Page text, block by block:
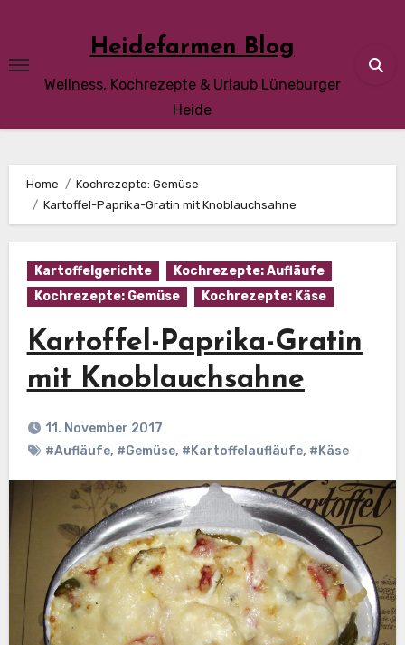
content
Heidefarmen Blog
Wellness, Kochrezepte & Urlaub Lüneburger
Heide
Home
Kochrezepte: Gemüse
Kartoffel-Paprika-Gratin mit Knoblauchsahne
Kartoffelgerichte
Kochrezepte: Aufläufe
Kochrezepte: Gemüse
Kochrezepte: Käse
Kartoffel-Paprika-Gratin
mit Knoblauchsahne
11. November 2017
#Aufläufe, #Gemüse, #Kartoffelaufläufe, #Käse